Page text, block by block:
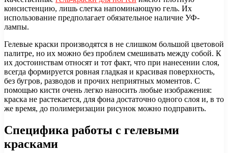
консистенцию, лишь слегка напоминающую гель. Их
использование предполагает обязательное наличие УФ-
лампы.
Гелевые краски производятся в не слишком большой цветовой
палитре, но их можно без проблем смешивать между собой. К
их достоинствам относят и тот факт, что при нанесении слоя,
всегда формируется ровная гладкая и красивая поверхность,
без бугров, разводов и прочих неприятных моментов. С
помощью кисти очень легко наносить любые изображения:
краска не растекается, для фона достаточно одного слоя и, в то
же время, до полимеризации рисунок можно подправить.
Специфика работы с гелевыми
красками